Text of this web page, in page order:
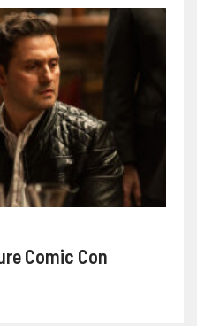
Comic Con